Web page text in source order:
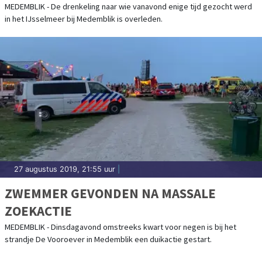
MEDEMBLIK - De drenkeling naar wie vanavond enige tijd gezocht werd
in het IJsselmeer bij Medemblik is overleden.
27 augustus 2019, 21:55 uur
ZWEMMER GEVONDEN NA MASSALE
ZOEKACTIE
MEDEMBLIK - Dinsdagavond omstreeks kwart voor negen is bij het
strandje De Vooroever in Medemblik een duikactie gestart.